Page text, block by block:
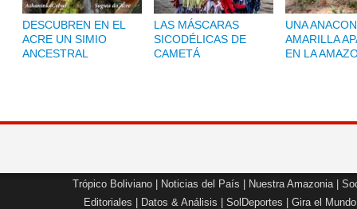
DESCUBREN EN EL
ACRE UN SIMIO
ANCESTRAL
LAS MÁSCARAS
SICODÉLICAS DE
CAMETÁ
UNA
AMARILLA
EN LA
Trópico Boliviano Noticias del País Nuestra Amazonia|
Editoriales
Datos & Análisis SolDeportes Gira el Mundo